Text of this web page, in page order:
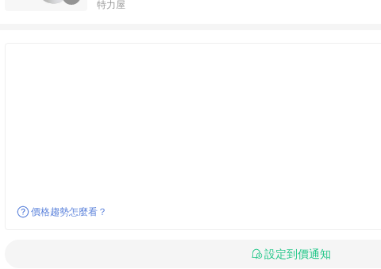
特力屋
價格趨勢怎麼看？
設定到價通知